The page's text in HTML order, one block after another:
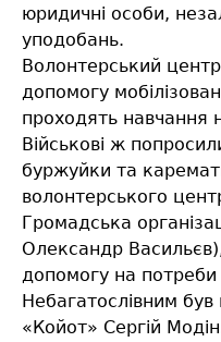
юридичні особи,
уподобань.
Волонтерський
допомогу
проходять навчання
Військові ж
буржуйки та
волонтерського
Громадська
Олександр
допомогу на потреби
Небагатослівним
«Койот» Сергій